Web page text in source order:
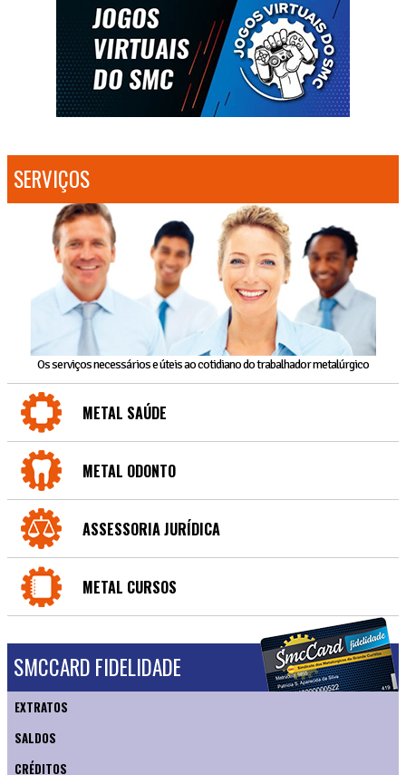
SERVIÇOS
Os serviços necessários e úteis ao cotidiano do trabalhador metalúrgico
METAL SAÚDE
METAL ODONTO
ASSESSORIA JURÍDICA
METAL CURSOS
SMCCARD FIDELIDADE
EXTRATOS
SALDOS
CRÉDITOS